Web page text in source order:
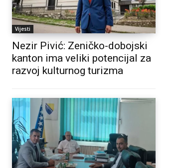
Vijesti
Nezir Pivić: Zeničko-dobojski
kanton ima veliki potencijal za
razvoj kulturnog turizma